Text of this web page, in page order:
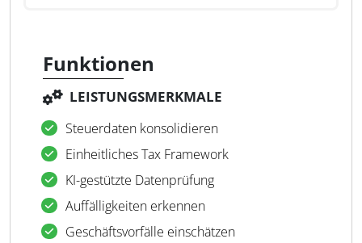
Funktionen
LEISTUNGSMERKMALE
Steuerdaten konsolidieren
Einheitliches Tax Framework
KI-gestützte Datenprüfung
Auffälligkeiten erkennen
Geschäftsvorfälle einschätzen